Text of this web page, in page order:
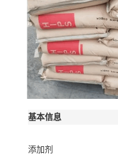
基本信息
添加剂